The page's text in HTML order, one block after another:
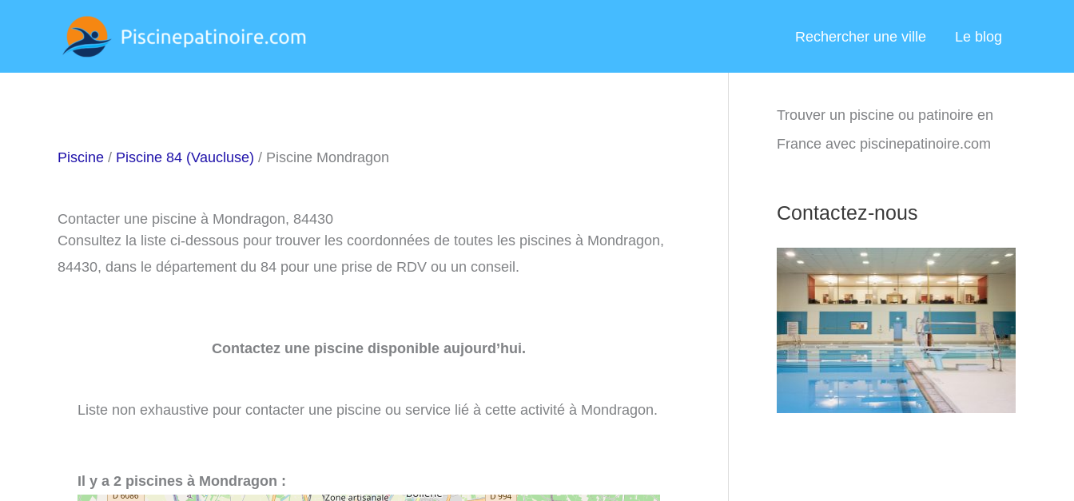
Rechercher une ville Le blog
Piscine / Piscine 84 (Vaucluse) / Piscine Mondragon
Contacter une piscine à Mondragon, 84430
Consultez la liste ci-dessous pour trouver les coordonnées de toutes les piscines à Mondragon,
84430, dans le département du 84 pour une prise de RDV ou un conseil.
Contactez une piscine disponible aujourd’hui.
Liste non exhaustive pour contacter une piscine ou service lié à cette activité à Mondragon.
Il y a 2 piscines à Mondragon :
Trouver un piscine ou patinoire en
France avec piscinepatinoire.com
Contactez-nous